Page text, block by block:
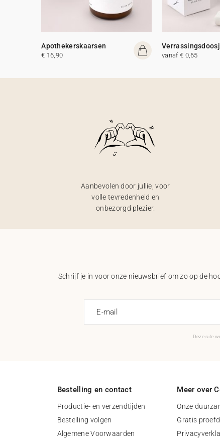
Apothekerskaarsen
€ 16,90 vanaf € 0,65
Aanbevolen door jullie, voor
volle tevredenheid en
onbezorgd plezier.
Schrijf je in voor onze nieuwsbrief om zo op de
E-mail
Deze site
Bestelling en contact
Productie- en verzendtijden
Bestelling volgen
Algemene Voorwaarden
Meer over
Onze
Gratis